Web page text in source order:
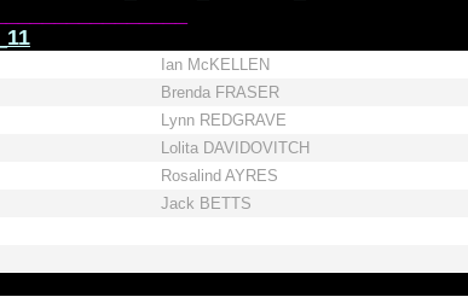
Ian McKELLEN
Brenda FRASER
Lynn REDGRAVE
Lolita DAVIDOVITCH
Rosalind AYRES
Jack BETTS